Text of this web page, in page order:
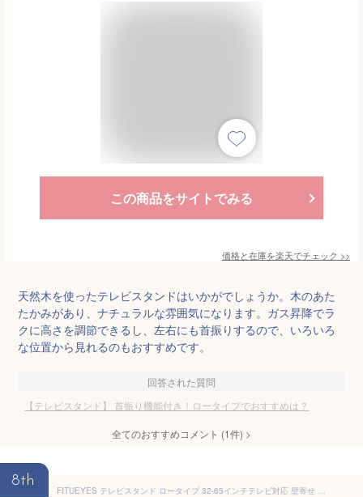
この商品をサイトでみる
価格と在庫を楽天でチェック >>
天然木を使ったテレビスタンドはいかがでしょうか。木のあた
たかみがあり、ナチュラルな雰囲気になります。ガス昇降でラ
クに高さを調節できるし、左右にも首振りするので、いろいろ
な位置から見れるのもおすすめです。
回答された質問
【テレビスタンド】 首振り機能付き！ロータイプでおすすめは？
全てのおすすめコメント (1件) >
8th
FITUEYES テレビスタンド ロータイプ 32-65インチテレビ対応 壁寄せ テレビ台 背面収納付 高さ角度調節可能 耐荷重40kg 中段棚一枚付 ブラック ウォールナット 裏表両用 F02W2444L